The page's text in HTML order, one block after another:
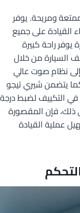
تيجو 9 هي تجربة ممتعة ومريحة. يوفر
القيادة على جميع
يوفر راحة كبيرة
السيارة من خلال
نظام صوت عالي
يتضمن شيري تيجو
التكييف لضبط درجة
ذلك، فإن المقصورة
عملية القيادة